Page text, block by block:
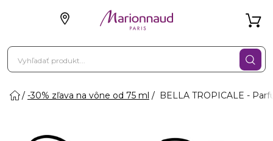
-30% zľava na vône od 75 ml BELLA TROPICALE -